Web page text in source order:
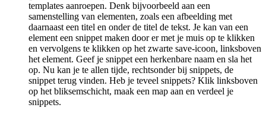
templates aanroepen. Denk bijvoorbeeld aan een
samenstelling van elementen, zoals een afbeelding met
daarnaast een titel en onder de titel de tekst. Je kan van een
element een snippet maken door er met je muis op te klikken
en vervolgens te klikken op het zwarte save-icoon, linksboven
het element. Geef je snippet een herkenbare naam en sla het
op. Nu kan je te allen tijde, rechtsonder bij snippets, de
snippet terug vinden. Heb je teveel snippets? Klik linksboven
op het bliksemschicht, maak een map aan en verdeel je
snippets.